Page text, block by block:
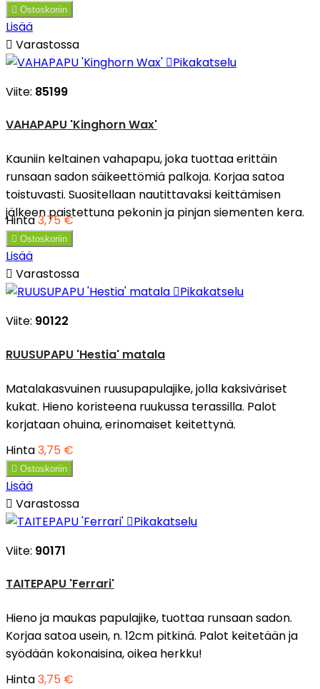
 Ostoskoriin
Lisää
 Varastossa
Pikakatselu
Viite: 85199
VAHAPAPU 'Kinghorn Wax'
Kauniin keltainen vahapapu, joka tuottaa erittäin
runsaan sadon säikeettömiä palkoja. Korjaa satoa
toistuvasti. Suositellaan nautittavaksi keittämisen
jälkeen paistettuna pekonin ja pinjan siementen kera.
Hinta3,75 €
 Ostoskoriin
Lisää
 Varastossa
Pikakatselu
Viite: 90122
RUUSUPAPU 'Hestia' matala
Matalakasvuinen ruusupapulajike, jolla kaksiväriset
kukat. Hieno koristeena ruukussa terassilla. Palot
korjataan ohuina, erinomaiset keitettynä.
Hinta3,75 €
 Ostoskoriin
Lisää
 Varastossa
Pikakatselu
Viite: 90171
TAITEPAPU 'Ferrari'
Hieno ja maukas papulajike, tuottaa runsaan sadon.
Korjaa satoa usein, n. 12cm pitkinä. Palot keitetään ja
syödään kokonaisina, oikea herkku!
Hinta3,75 €